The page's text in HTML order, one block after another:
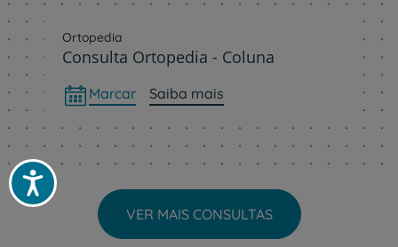
Acessibilidade
Ortopedia
Consulta Ortopedia - Coluna
Marcar Saiba mais
VER MAIS CONSULTAS